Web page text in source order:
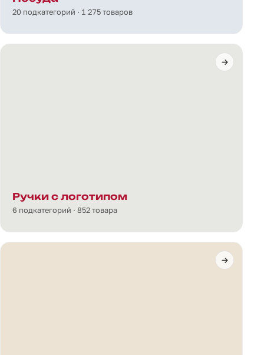
20 подкатегорий · 1 275 товаров
Ручки с логотипом
6 подкатегорий · 852 товара